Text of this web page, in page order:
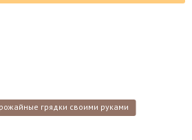
грядки своими руками